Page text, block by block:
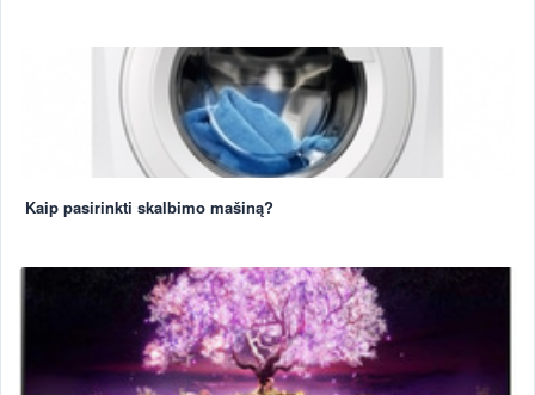
Kaip pasirinkti skalbimo mašiną?